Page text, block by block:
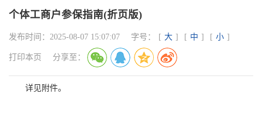
个体工商户参保指南(折页版)
发布时间： 2025-08-07 15:07:07 字号： [ 大 ] [ 中 ] [ 小 ]
打印本页 分享至：
详见附件。